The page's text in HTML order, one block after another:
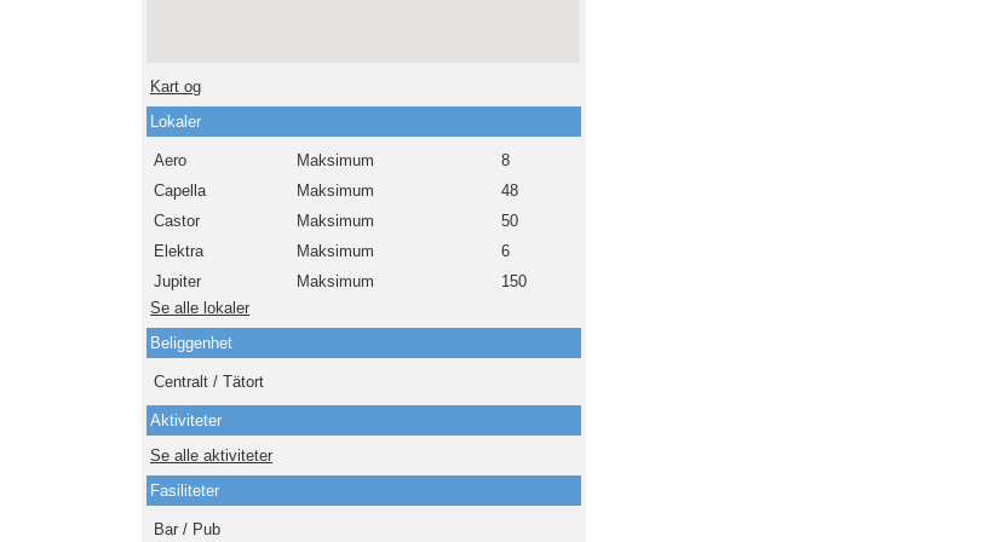
Kart og
Lokaler
Aero Maksimum
8
Capella
Maksimum
48
Castor
Maksimum
50
Elektra
Maksimum
6
Jupiter
Maksimum
150
Se alle lokaler
Beliggenhet
Centralt / Tätort
Aktiviteter
Se alle aktiviteter
Fasiliteter
Bar / Pub